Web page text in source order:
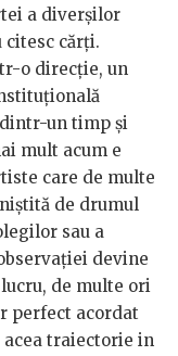
a diverșilor
citesc cărți.
o direcție, un
un timp și
mult acum e
care de multe
de drumul
sau a
devine
de multe ori
perfect acordat
traiectorie in